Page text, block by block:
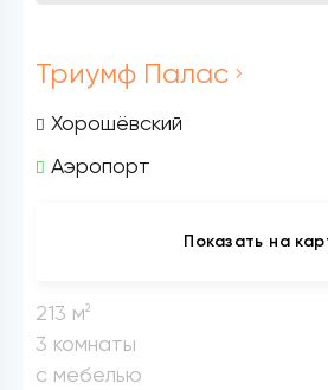
Триумф Палас
Хорошёвский
Аэропорт
Показать на
213 м2
3 комнаты
с мебелью